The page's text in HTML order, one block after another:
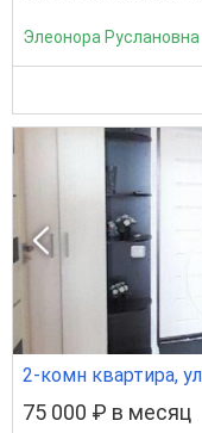
Элеонора Руслановна
2-комн квартира,
75 000 ₽ в месяц